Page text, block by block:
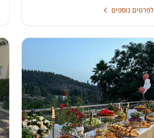
לפרטים נוספים